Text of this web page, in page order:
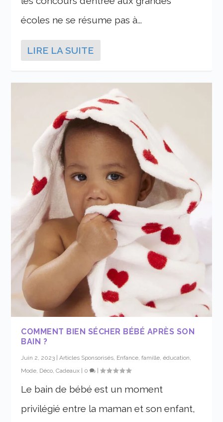
écoles ne se résume pas à...
LIRE LA SUITE
COMMENT BIEN SÉCHER BÉBÉ APRÈS SON
BAIN ?
Juin 2, 2023 |Articles Sponsorisés, Enfance, famille, éducation,
Mode, Déco, Cadeaux
0 |
Le bain de bébé est un moment
privilégié entre la maman et son enfant,